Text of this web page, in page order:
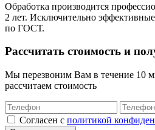
Обработка производится
2 лет. Исключительно
по ГОСТ.
Рассчитать стоимость и
Мы перезвоним Вам в течение 10
рассчитаем стоимость
Cогласен с политикой